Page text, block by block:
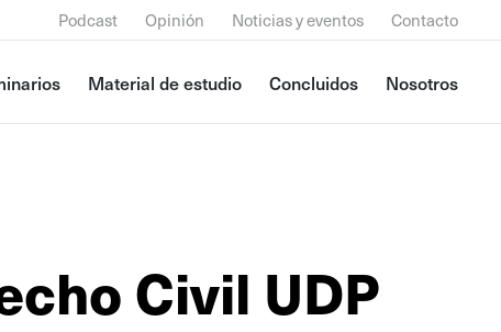
Podcast Opinión Noticias y eventos Contacto
Material de estudio Concluidos Nosotros
Civil UDP